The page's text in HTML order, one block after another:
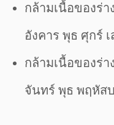
กล้ามเนื้อของร่
อังคาร พุธ ศุกร์
กล้ามเนื้อของร่
จันทร์ พุธ พฤหัส